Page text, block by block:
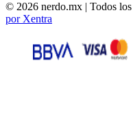
© 2026 nerdo.mx | Todos los
por Xentra